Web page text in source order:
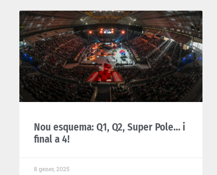
Nou esquema: Q1, Q2, Super Pole… i
final a 4!
8 gener, 2025